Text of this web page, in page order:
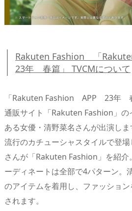
Rakuten Fashion 「
23年 春篇」 TVCMについて
「Rakuten Fashion APP 23年
通販サイト「Rakuten Fashion」の
ある女優・清野菜名さんが出演し
流行のカチューシャスタイルで登
さんが「Rakuten Fashion」を紹介
ーディネートは全部で4パターン。
のアイテムを着用し、ファッショ
されます。